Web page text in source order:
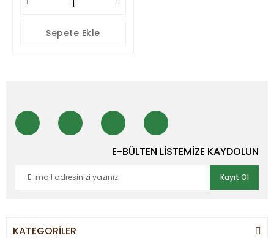
Sepete Ekle
E-BÜLTEN LİSTEMİZE KAYDOLUN
Kayıt Ol
KATEGORİLER